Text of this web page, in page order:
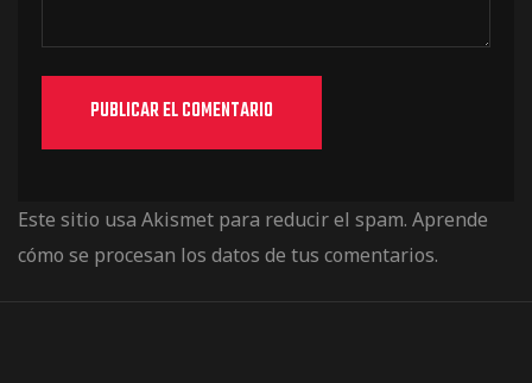
Este sitio usa Akismet para reducir el spam. Aprende
cómo se procesan los datos de tus comentarios.